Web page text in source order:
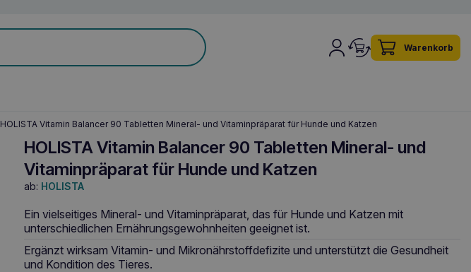
Warenkorb
HOLISTA Vitamin Balancer 90 Tabletten Mineral- und Vitaminpräparat für Hunde und Katzen
HOLISTA Vitamin Balancer 90 Tabletten Mineral- und
Vitaminpräparat für Hunde und Katzen
ab: HOLISTA
Ein vielseitiges Mineral- und Vitaminpräparat, das für Hunde und Katzen mit
unterschiedlichen Ernährungsgewohnheiten geeignet ist.
Ergänzt wirksam Vitamin- und Mikronährstoffdefizite und unterstützt die Gesundheit
und Kondition des Tieres.